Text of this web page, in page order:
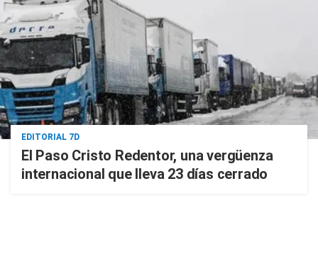
EDITORIAL 7D
El Paso Cristo Redentor, una vergüenza
internacional que lleva 23 días cerrado